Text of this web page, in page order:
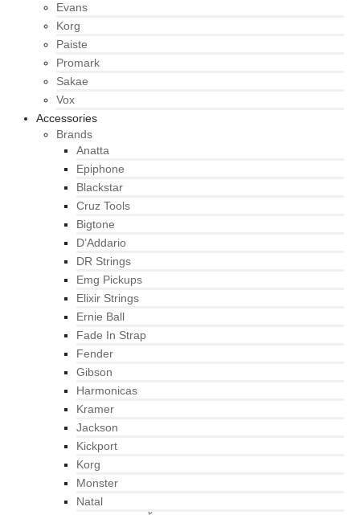
Evans
Korg
Paiste
Promark
Sakae
Vox
Accessories
Brands
Anatta
Epiphone
Blackstar
Cruz Tools
Bigtone
D’Addario
DR Strings
Emg Pickups
Elixir Strings
Ernie Ball
Fade In Strap
Fender
Gibson
Harmonicas
Kramer
Jackson
Kickport
Korg
Monster
Natal